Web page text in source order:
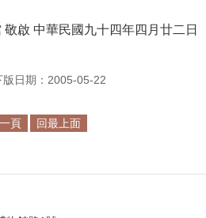
啟 中華民國九十四年四月廿二日
版日期：2005-05-22
頁 回最上面